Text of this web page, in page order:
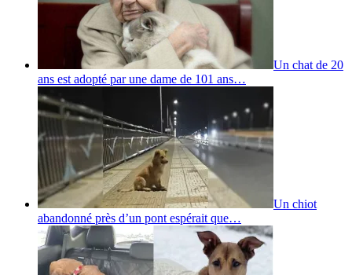
Un chat de 20
ans est adopté par une dame de 101 ans…
Un chiot
abandonné près d’un pont espérait que…